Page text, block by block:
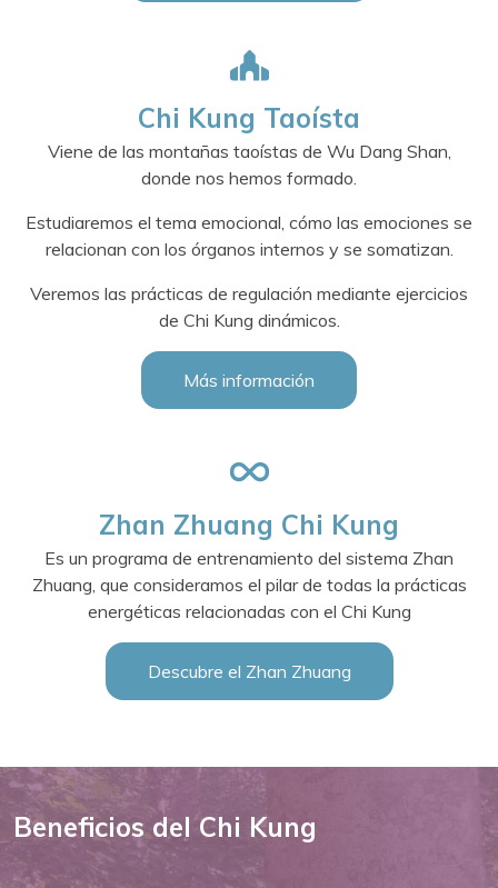
Chi Kung Taoísta
Viene de las montañas taoístas de Wu Dang Shan,
donde nos hemos formado.
Estudiaremos el tema emocional, cómo las emociones se
relacionan con los órganos internos y se somatizan.
Veremos las prácticas de regulación mediante ejercicios
de Chi Kung dinámicos.
Más información
Zhan Zhuang Chi Kung
Es un programa de entrenamiento del sistema Zhan
Zhuang, que consideramos el pilar de todas la prácticas
energéticas relacionadas con el Chi Kung
Descubre el Zhan Zhuang
Beneficios del Chi Kung